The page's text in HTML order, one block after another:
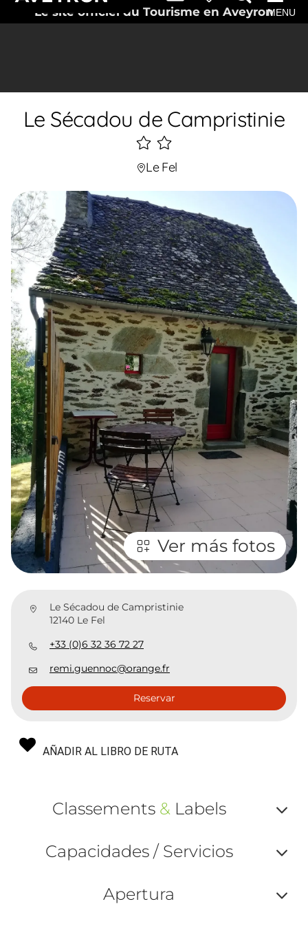
Le site officiel du Tourisme en AveyronMENU
Le Sécadou de Campristinie
2
étoiles
Le Fel
Ver más fotos
Le Sécadou de Campristinie
12140 Le Fel
+33 (0)6 32 36 72 27
remi.guennoc@orange.fr
Reservar
AÑADIR AL LIBRO DE RUTA
Classements &Labels
ou
Capacidades / Servicios
ou
Apertura